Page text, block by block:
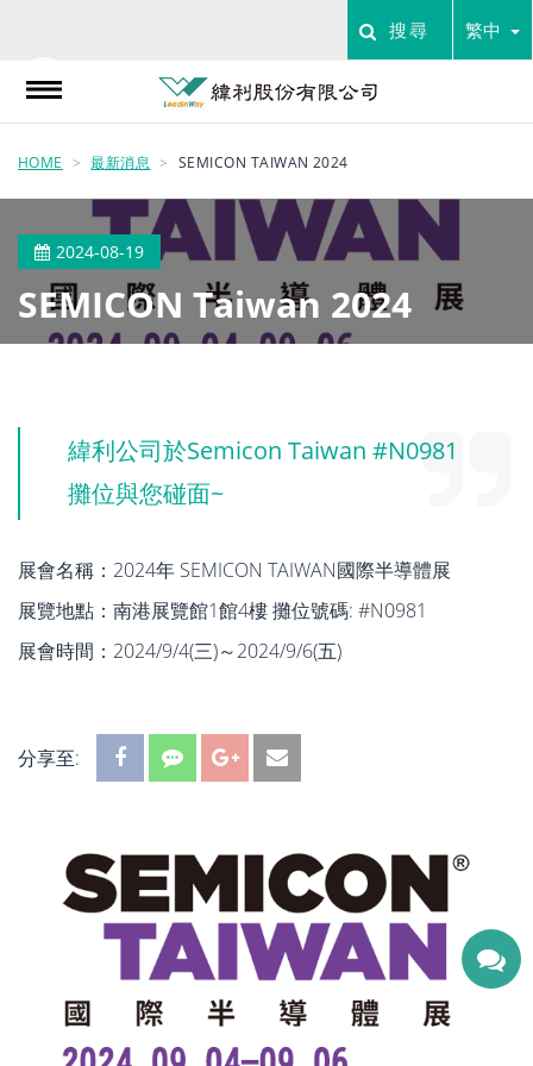
搜尋 繁中
HOME 最新消息 SEMICON TAIWAN 2024
2024-08-19
SEMICON Taiwan 2024
緯利公司於Semicon Taiwan #N0981
攤位與您碰面~
展會名稱：2024年 SEMICON TAIWAN國際半導體展
展覽地點：南港展覽館1館4樓 攤位號碼: #N0981
展會時間：2024/9/4(三)～2024/9/6(五)
分享至: